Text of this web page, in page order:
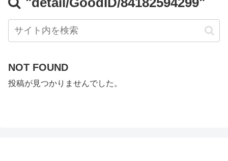
NOT FOUND
投稿が見つかりませんでした。